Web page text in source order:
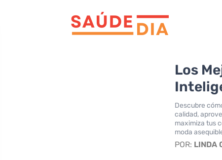
Los
Descubre
calidad,
maximiza tus
moda
POR: LINDA